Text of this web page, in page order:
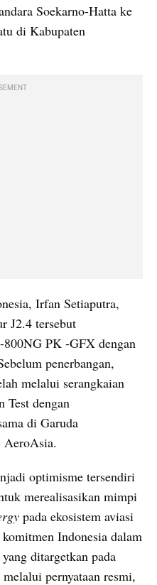
Soekarno-Hatta ke
di Kabupaten
Irfan Setiaputra,
J2.4 tersebut
800NG PK -GFX dengan
penerbangan,
melalui serangkaian
Test dengan
di Garuda
optimisme tersendiri
merealisasikan mimpi
pada ekosistem aviasi
Indonesia dalam
ditargetkan pada
pernyataan resmi,